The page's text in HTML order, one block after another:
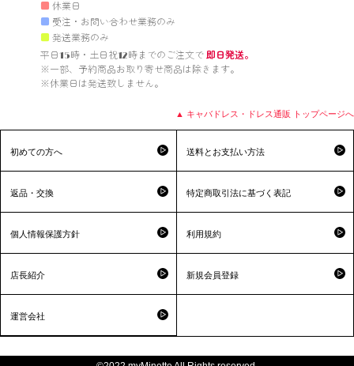
■ 休業日
■ 受注・お問い合わせ業務のみ
■ 発送業務のみ
平日15時・土日祝12時までのご注文で 即日発送。
※一部、予約商品お取り寄せ商品は除きます。
※休業日は発送致しません。
▲ キャバドレス・ドレス通販 トップページへ
初めての方へ 送料とお支払い方法
返品・交換 特定商取引法に基づく表記
個人情報保護方針 利用規約
店長紹介 新規会員登録
運営会社